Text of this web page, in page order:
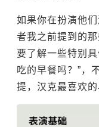
如果你在扮演他
者我之前提到的
要了解一些特别
吃的早餐吗？”，
提，汉克最喜欢的